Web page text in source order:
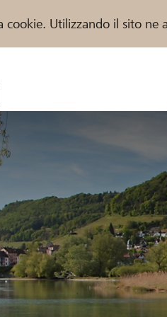
cookie. Utilizzando il sito ne